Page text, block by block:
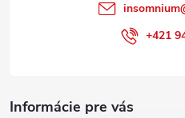
Informácie pre vás
insomnium
+421